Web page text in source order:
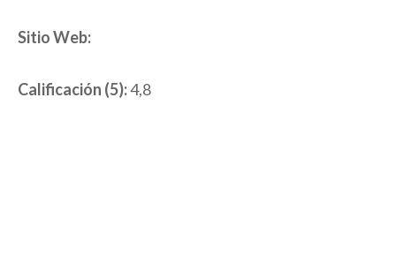
Sitio Web:
Calificación (5):4,8